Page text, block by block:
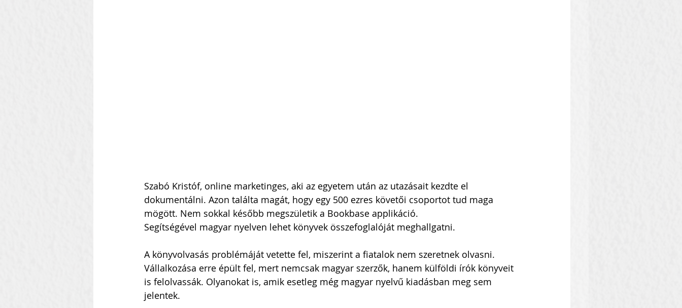
Szabó Kristóf, online marketinges, aki az egyetem után az utazásait kezdte el
dokumentálni. Azon találta magát, hogy egy 500 ezres követői csoportot tud maga
mögött. Nem sokkal később megszületik a Bookbase applikáció.
Segítségével magyar nyelven lehet könyvek összefoglalóját meghallgatni.
A könyvolvasás problémáját vetette fel, miszerint a fiatalok nem szeretnek olvasni.
Vállalkozása erre épült fel, mert nemcsak magyar szerzők, hanem külföldi írók könyveit
is felolvassák. Olyanokat is, amik esetleg még magyar nyelvű kiadásban meg sem
jelentek.